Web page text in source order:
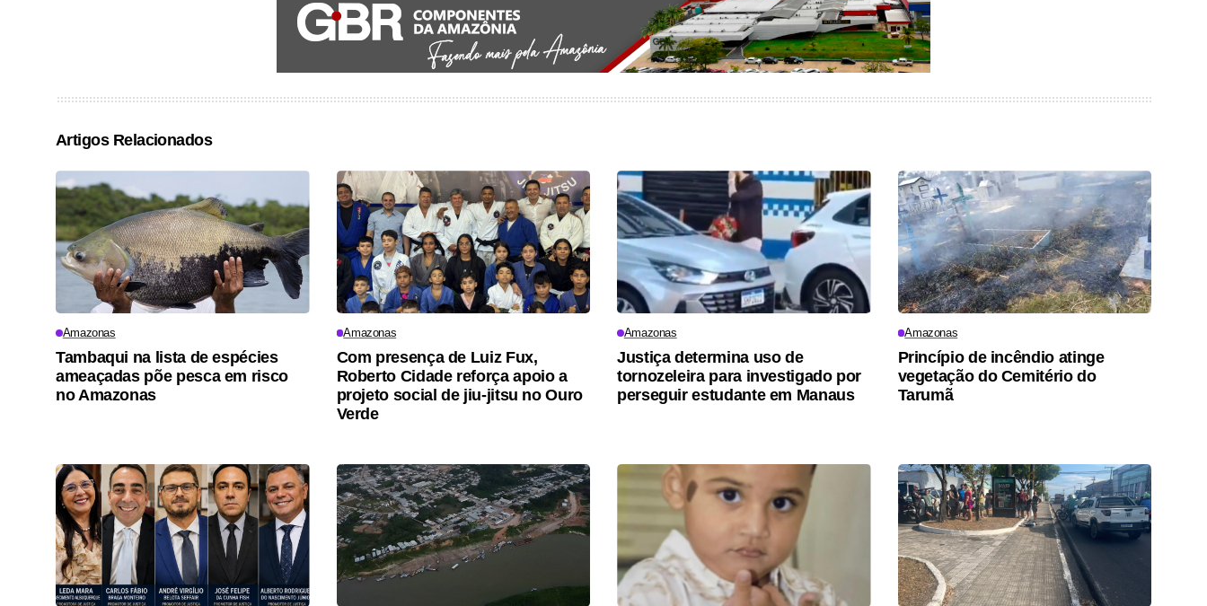
Artigos Relacionados
Amazonas
Tambaqui na lista de espécies
ameaçadas põe pesca em risco
no Amazonas
Amazonas
Com presença de Luiz Fux,
Roberto Cidade reforça apoio a
projeto social de jiu-jitsu no Ouro
Verde
Amazonas
Justiça determina uso de
tornozeleira para investigado por
perseguir estudante em Manaus
Amazonas
Princípio de incêndio atinge
vegetação do Cemitério do
Tarumã